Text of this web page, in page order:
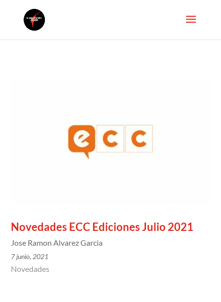
Novedades ECC Ediciones Julio 2021
Jose Ramon Alvarez Garcia
7 junio, 2021
Novedades